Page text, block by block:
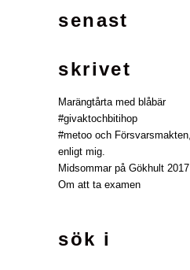
senast
skrivet
Marängtårta med blåbär
#givaktochbitihop
#metoo och Försvarsmakten,
enligt mig.
Midsommar på Gökhult 2017
Om att ta examen
sök i